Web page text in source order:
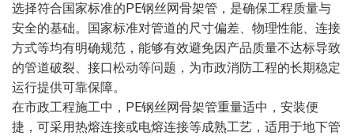
选择符合国家标准的PE钢丝网骨架管，是确保工程质量与
安全的基础。国家标准对管道的尺寸偏差、物理性能、连接
方式等均有明确规范，能够有效避免因产品质量不达标导致
的管道破裂、接口松动等问题，为市政消防工程的长期稳定
运行提供可靠保障。
在市政工程施工中，PE钢丝网骨架管重量适中，安装便
捷，可采用热熔连接或电熔连接等成熟工艺，适用于地下管